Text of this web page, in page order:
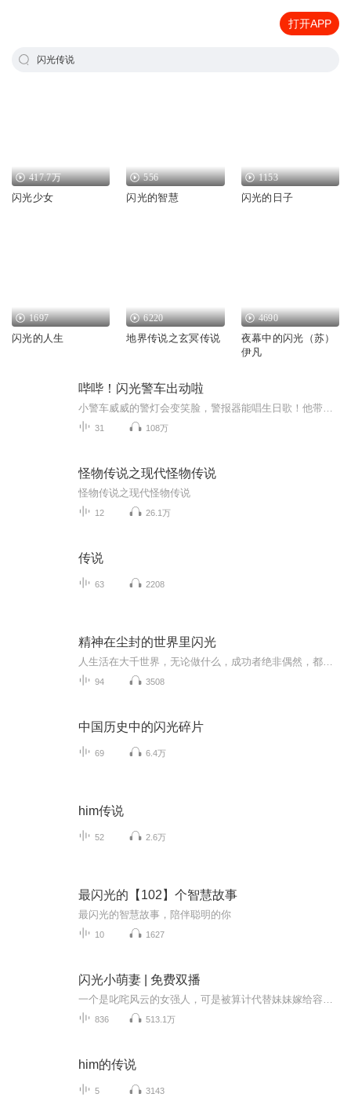
打开APP
闪光传说
417.7万
闪光少女
556
闪光的智慧
1153
闪光的日子
1697
闪光的人生
6220
地界传说之玄冥传说
4690
夜幕中的闪光（苏）
伊凡
哔哔！闪光警车出动啦
31 108万
怪物传说之现代怪物传说
怪物传说之现代怪物传说
12 26.1万
传说
63 2208
精神在尘封的世界里闪光
94 3508
中国历史中的闪光碎片
69 6.4万
him传说
52 2.6万
最闪光的【102】个智慧故事
最闪光的智慧故事，陪伴聪明的你
10 1627
闪光小萌妻 | 免费双播
836 513.1万
him的传说
5 3143